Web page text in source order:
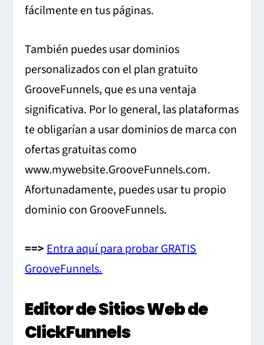
fácilmente en tus páginas.
También puedes usar dominios
personalizados con el plan gratuito
GrooveFunnels, que es una ventaja
significativa. Por lo general, las plataformas
te obligarían a usar dominios de marca con
ofertas gratuitas como
www.mywebsite.GrooveFunnels.com.
Afortunadamente, puedes usar tu propio
dominio con GrooveFunnels.
==>Entra aquí para probar GRATIS
GrooveFunnels.
Editor de Sitios Web de
ClickFunnels